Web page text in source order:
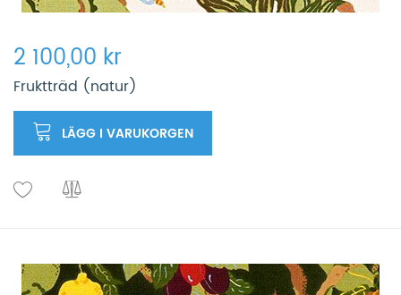
2 100,00 kr
Fruktträd (natur)
LÄGG I VARUKORGEN